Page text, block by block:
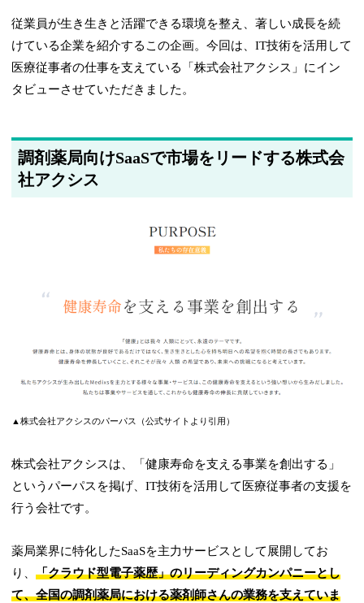
従業員が生き生きと活躍できる環境を整え、著しい成長を続
けている企業を紹介するこの企画。今回は、IT技術を活用して
医療従事者の仕事を支えている「株式会社アクシス」にイン
タビューさせていただきました。
調剤薬局向けSaaSで市場をリードする株式会
社アクシス
▲株式会社アクシスのパーパス（公式サイトより引用）
株式会社アクシスは、「健康寿命を支える事業を創出する」
というパーパスを掲げ、IT技術を活用して医療従事者の支援を
行う会社です。
薬局業界に特化したSaaSを主力サービスとして展開してお
り、「クラウド型電子薬歴」のリーディングカンパニーとし
て、全国の調剤薬局における薬剤師さんの業務を支えていま